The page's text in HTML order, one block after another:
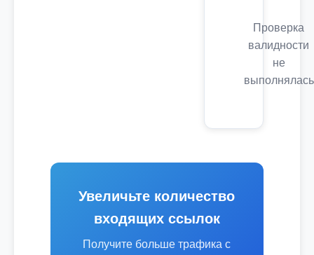
Проверка
валидности
не
выполнялась
Увеличьте количество
входящих ссылок
Получите больше трафика с